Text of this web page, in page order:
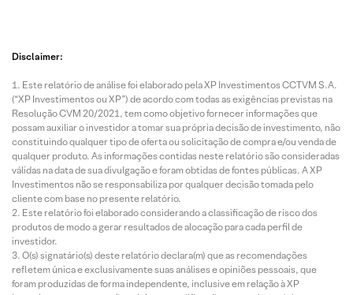
Disclaimer:
Este relatório de análise foi elaborado pela XP Investimentos CCTVM S.A.
(“XP Investimentos ou XP”) de acordo com todas as exigências previstas na
Resolução CVM 20/2021, tem como objetivo fornecer informações que
possam auxiliar o investidor a tomar sua própria decisão de investimento, não
constituindo qualquer tipo de oferta ou solicitação de compra e/ou venda de
qualquer produto. As informações contidas neste relatório são consideradas
válidas na data de sua divulgação e foram obtidas de fontes públicas. A XP
Investimentos não se responsabiliza por qualquer decisão tomada pelo
cliente com base no presente relatório.
Este relatório foi elaborado considerando a classificação de risco dos
produtos de modo a gerar resultados de alocação para cada perfil de
investidor.
O(s) signatário(s) deste relatório declara(m) que as recomendações
refletem única e exclusivamente suas análises e opiniões pessoais, que
foram produzidas de forma independente, inclusive em relação à XP